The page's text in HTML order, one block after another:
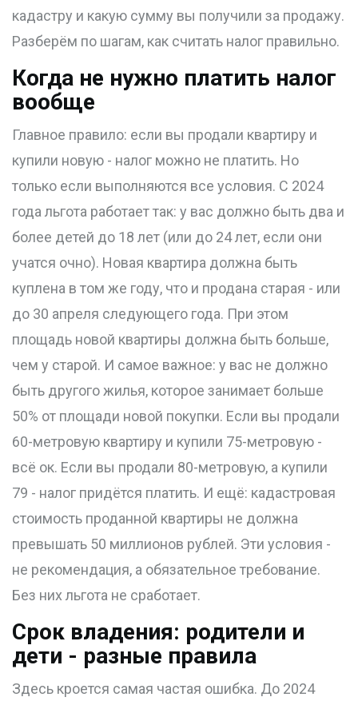
кадастру и какую сумму вы получили за продажу.
Разберём по шагам, как считать налог правильно.
Когда не нужно платить налог
вообще
Главное правило: если вы продали квартиру и
купили новую - налог можно не платить. Но
только если выполняются все условия. С 2024
года льгота работает так: у вас должно быть два и
более детей до 18 лет (или до 24 лет, если они
учатся очно). Новая квартира должна быть
куплена в том же году, что и продана старая - или
до 30 апреля следующего года. При этом
площадь новой квартиры должна быть больше,
чем у старой. И самое важное: у вас не должно
быть другого жилья, которое занимает больше
50% от площади новой покупки. Если вы продали
60-метровую квартиру и купили 75-метровую -
всё ок. Если вы продали 80-метровую, а купили
79 - налог придётся платить. И ещё: кадастровая
стоимость проданной квартиры не должна
превышать 50 миллионов рублей. Эти условия -
не рекомендация, а обязательное требование.
Без них льгота не сработает.
Срок владения: родители и
дети - разные правила
Здесь кроется самая частая ошибка. До 2024